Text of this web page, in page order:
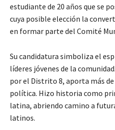
estudiante de 20 años que se
cuya posible elección la
en formar parte del Comité
Su candidatura simboliza el
líderes jóvenes de la
por el Distrito 8, aporta más de
política. Hizo historia como
latina, abriendo camino a
latinos.